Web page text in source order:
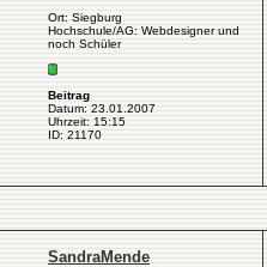
Ort: Siegburg
Hochschule/AG: Webdesigner und
noch Schüler
Beitrag
Datum: 23.01.2007
Uhrzeit: 15:15
ID: 21170
SandraMende